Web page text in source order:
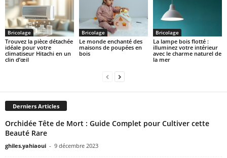
Bricolage
Trouvez la pièce détachée
idéale pour votre
climatiseur Hitachi en un
clin d’œil
Bricolage
Le monde enchanté des
maisons de poupées en
bois
Bricolage
La lampe bois flotté :
illuminez votre intérieur
avec le charme naturel de
la mer
Derniers Articles
Orchidée Tête de Mort : Guide Complet pour Cultiver cette
Beauté Rare
ghiles.yahiaoui - 9 décembre 2023